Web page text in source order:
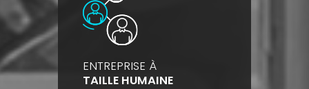
ENTREPRISE À
TAILLE HUMAINE